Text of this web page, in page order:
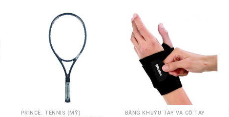
PRINCE: TENNIS (MỸ) BĂNG KHUỶU TAY VÀ CỔ TAY